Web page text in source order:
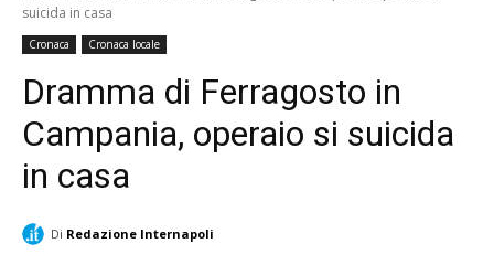
suicida in casa
Cronaca Cronaca locale
Dramma di Ferragosto in
Campania, operaio si suicida
in casa
Di Redazione Internapoli